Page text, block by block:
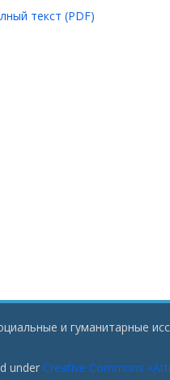
текст (PDF)
и гуманитарные
under Creative Commons